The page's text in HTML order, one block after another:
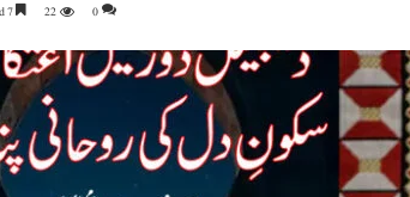
0
22